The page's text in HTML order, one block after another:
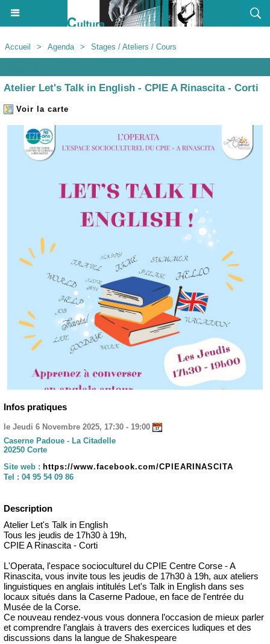
Accueil > Agenda > Stages / Ateliers / Cours
Atelier Let's Talk in English - CPIE A Rinascita - Corti
Voir la carte
Infos pratiques
le Jeudi 6 Novembre 2025, 17:30 - 19:00
Caserne Padoue - La Citadelle
20250 Corte
Site web : https://www.facebook.com/CPIEARINASCITA
Tel : 04 95 54 09 86
Description
Atelier Let's Talk in English
Tous les jeudis de 17h30 à 19h,
CPIE A Rinascita - Corti
L'Operata, l'espace socioculturel du CPIE Centre Corse - A
Rinascita, vous invite tous les jeudis de 17h30 à 19h, aux ateliers
linguistiques en anglais intitulés Let's Talk in English dans ses
locaux situés dans la Caserne Padoue, en face de l'entrée du
Musée de la Corse.
Ce nouveau rendez-vous vous donnera l’occasion de mieux parler
et comprendre l’anglais à travers des exercices ludiques et des
discussions dans la langue de Shakespeare